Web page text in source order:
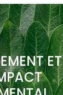
ET